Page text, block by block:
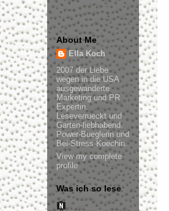
About Me
Ella Koch
2007 der Liebe
wegen in die USA
ausgewanderte
Marketing und PR
Expertin.
Leseverrueckt und
Garten-liebhabend,
Power-Bueglerin und
Bei-Stress-Koechin.
View my complete
profile
Was ich so lese